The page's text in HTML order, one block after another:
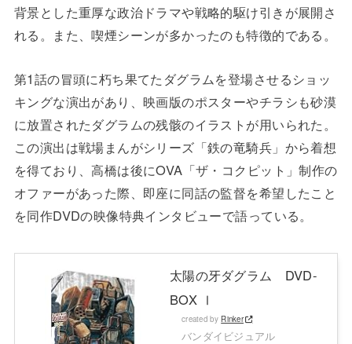
背景とした重厚な政治ドラマや戦略的駆け引きが展開さ
れる。また、喫煙シーンが多かったのも特徴的である。
第1話の冒頭に朽ち果てたダグラムを登場させるショッ
キングな演出があり、映画版のポスターやチラシも砂漠
に放置されたダグラムの残骸のイラストが用いられた。
この演出は戦場まんがシリーズ「鉄の竜騎兵」から着想
を得ており、高橋は後にOVA「ザ・コクピット」制作の
オファーがあった際、即座に同話の監督を希望したこと
を同作DVDの映像特典インタビューで語っている。
太陽の牙ダグラム DVD-
BOX Ⅰ
created by Rinker
バンダイビジュアル